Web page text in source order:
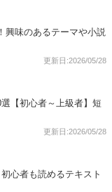
興味のあるテーマや小説
更新日:2026/05/28
【初心者～上級者】短
更新日:2026/05/28
心者も読めるテキスト